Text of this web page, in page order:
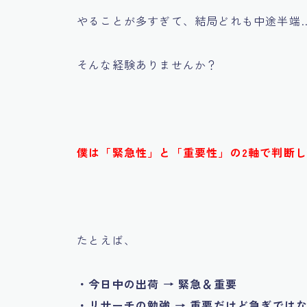
やることが多すぎて、結局どれも中途半端
そんな経験ありませんか？
僕は「緊急性」と「重要性」の2軸で判断し
たとえば、
・今日中の出荷 → 緊急＆重要